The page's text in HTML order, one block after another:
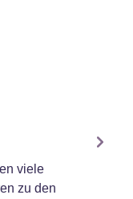
viele
zu den